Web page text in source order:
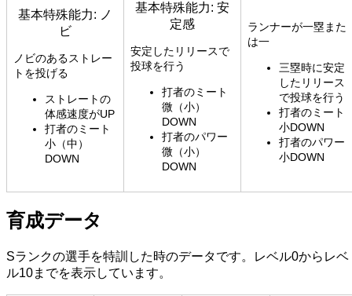
基本特殊能力: ノ
ビ
ノビのあるストレー
トを投げる
ストレートの
体感速度がUP
打者のミート
小（中）
DOWN
基本特殊能力: 安
定感
安定したリリースで
投球を行う
打者のミート
微（小）
DOWN
打者のパワー
微（小）
DOWN
ランナーが一塁また
は一
三塁時に安定
したリリース
で投球を行う
打者のミート
小DOWN
打者のパワー
小DOWN
育成データ
Sランクの選手を特訓した時のデータです。レベル0からレベ
ル10までを表示しています。